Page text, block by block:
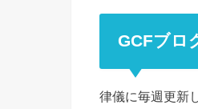
GCFブロ
律儀に毎週更新